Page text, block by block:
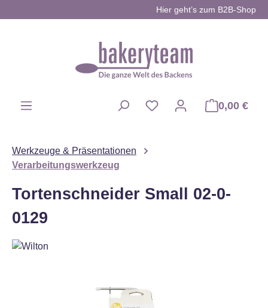
Hier geht’s zum B2B-Shop
0,00 €
Werkzeuge & Präsentationen
Verarbeitungswerkzeug
Tortenschneider Small 02-0-
0129